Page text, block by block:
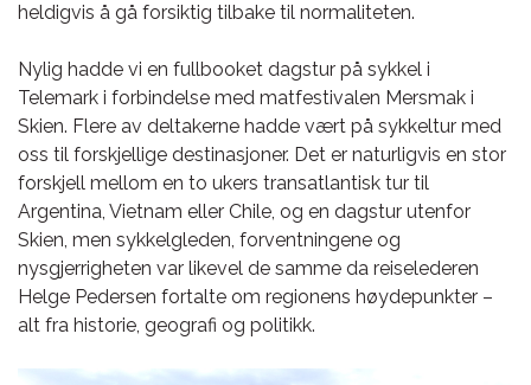
heldigvis å gå forsiktig tilbake til normaliteten.
Nylig hadde vi en fullbooket dagstur på sykkel i
Telemark i forbindelse med matfestivalen Mersmak i
Skien. Flere av deltakerne hadde vært på sykkeltur med
oss til forskjellige destinasjoner. Det er naturligvis en stor
forskjell mellom en to ukers transatlantisk tur til
Argentina, Vietnam eller Chile, og en dagstur utenfor
Skien, men sykkelgleden, forventningene og
nysgjerrigheten var likevel de samme da reiselederen
Helge Pedersen fortalte om regionens høydepunkter –
alt fra historie, geografi og politikk.